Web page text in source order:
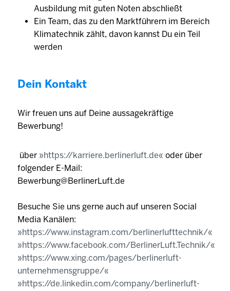
Ausbildung mit guten Noten abschließt
Ein Team, das zu den Marktführern im Bereich
Klimatechnik zählt, davon kannst Du ein Teil
werden
Dein Kontakt
Wir freuen uns auf Deine aussagekräftige
Bewerbung!
über https://karriere.berlinerluft.de
oder über
folgender E-Mail:
Bewerbung@BerlinerLuft.de
Besuche Sie uns gerne auch auf unseren Social
Media Kanälen:
https://www.instagram.com/berlinerlufttechnik/
https://www.facebook.com/BerlinerLuft.Technik/
https://www.xing.com/pages/berlinerluft-
unternehmensgruppe/
https://de.linkedin.com/company/berlinerluft-